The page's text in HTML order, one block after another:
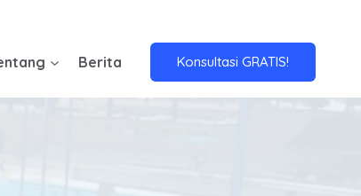
Berita Konsultasi GRATIS!